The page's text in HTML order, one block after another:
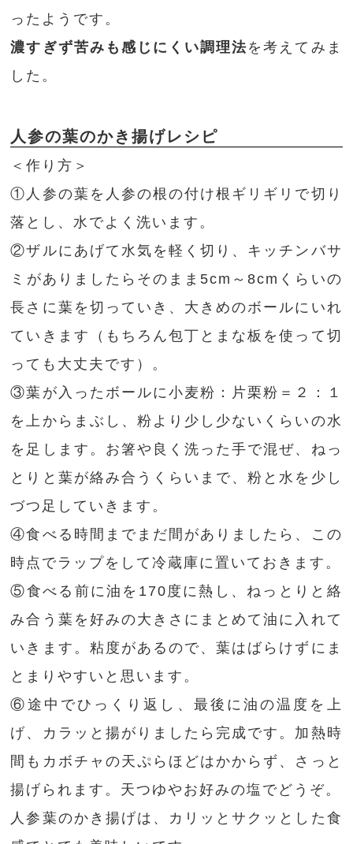
ったようです。
濃すぎず苦みも感じにくい調理法を考えてみま
した。
人参の葉のかき揚げレシピ
＜作り方＞
①人参の葉を人参の根の付け根ギリギリで切り
落とし、水でよく洗います。
②ザルにあげて水気を軽く切り、キッチンバサ
ミがありましたらそのまま5cm～8cmくらいの
長さに葉を切っていき、大きめのボールにいれ
ていきます（もちろん包丁とまな板を使って切
っても大丈夫です）。
③葉が入ったボールに小麦粉：片栗粉＝２：１
を上からまぶし、粉より少し少ないくらいの水
を足します。お箸や良く洗った手で混ぜ、ねっ
とりと葉が絡み合うくらいまで、粉と水を少し
づつ足していきます。
④食べる時間までまだ間がありましたら、この
時点でラップをして冷蔵庫に置いておきます。
⑤食べる前に油を170度に熱し、ねっとりと絡
み合う葉を好みの大きさにまとめて油に入れて
いきます。粘度があるので、葉はばらけずにま
とまりやすいと思います。
⑥途中でひっくり返し、最後に油の温度を上
げ、カラッと揚がりましたら完成です。加熱時
間もカボチャの天ぷらほどはかからず、さっと
揚げられます。天つゆやお好みの塩でどうぞ。
人参葉のかき揚げは、カリッとサクッとした食